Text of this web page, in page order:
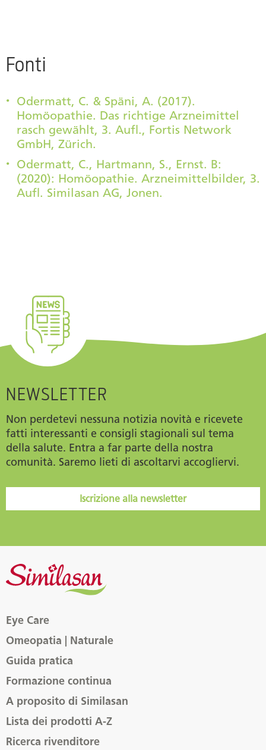
Fonti
Odermatt, C. & Späni, A. (2017).
Homöopathie. Das richtige Arzneimittel
rasch gewählt, 3. Aufl., Fortis Network
GmbH, Zürich.
Odermatt, C., Hartmann, S., Ernst. B:
(2020): Homöopathie. Arzneimittelbilder, 3.
Aufl. Similasan AG, Jonen.
NEWSLETTER
Non perdetevi nessuna notizia novità e ricevete
fatti interessanti e consigli stagionali sul tema
della salute. Entra a far parte della nostra
comunità. Saremo lieti di ascoltarvi accogliervi.
Iscrizione alla newsletter
Eye Care
Omeopatia | Naturale
Guida pratica
Formazione continua
A proposito di Similasan
Lista dei prodotti A-Z
Ricerca rivenditore